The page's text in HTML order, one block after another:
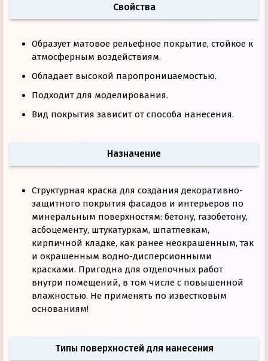
Свойства
Образует матовое рельефное покрытие, стойкое к
атмосферным воздействиям.
Обладает высокой паропроницаемостью.
Подходит для моделирования.
Вид покрытия зависит от способа нанесения.
Назначение
Cтруктурная краска для создания декоративно-
защитного покрытия фасадов и интерьеров по
минеральным поверхностям: бетону, газобетону,
асбоцементу, штукатуркам, шпатлевкам,
кирпичной кладке, как ранее неокрашенным, так
и окрашенным водно-дисперсионными
красками. Пригодна для отделочных работ
внутри помещений, в том числе с повышенной
влажностью. Не применять по известковым
основаниям!
Типы поверхностей для нанесения